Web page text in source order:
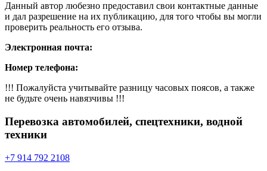
Данный автор любезно предоставил свои контактные данные
и дал разрешение на их публикацию, для того чтобы вы могли
проверить реальность его отзыва.
Электронная почта:
Номер телефона:
!!! Пожалуйста учитывайте разницу часовых поясов, а также
не будьте очень навязчивы !!!
Перевозка автомобилей, спецтехники, водной
техники
+7 914 792 2108